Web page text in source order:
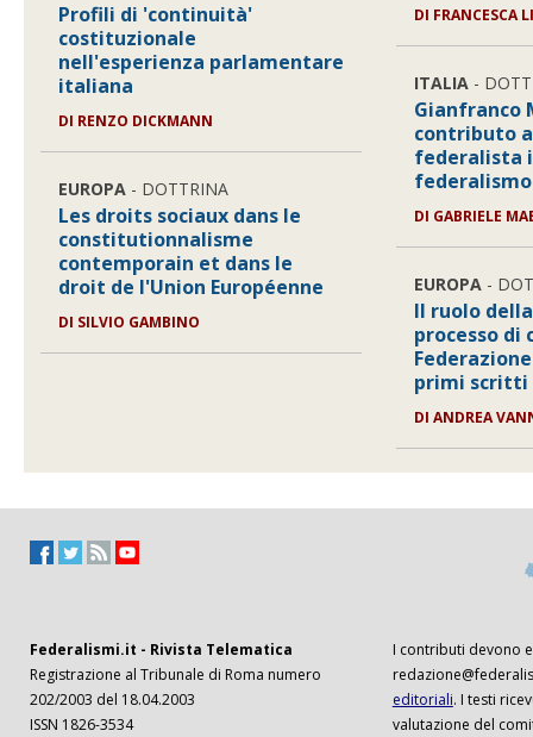
Profili di 'continuità'
costituzionale
nell'esperienza parlamentare
italiana
DI RENZO DICKMANN
EUROPA - DOTTRINA
Les droits sociaux dans le
constitutionnalisme
contemporain et dans le
droit de l'Union Européenne
DI SILVIO GAMBINO
DI FRANCESCA
ITALIA -
Gianfranco
contributo
federalista
DI GABRIELE
EUROPA -
Il ruolo
processo di
primi scritti
DI ANDREA
Federalismi.it - Rivista Telematica
Registrazione al Tribunale di Roma numero
202/2003 del 18.04.2003
ISSN 1826-3534
I contributi devono
editoriali. I testi
valutazione del